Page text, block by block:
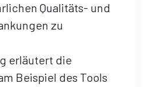
Qualitäts- und
zu
erläutert die
Beispiel des Tools